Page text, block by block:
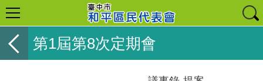
第1屆第8次定期會